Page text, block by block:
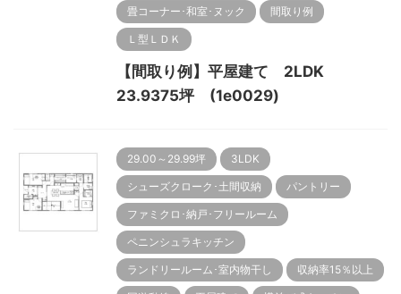
畳コーナー･和室･ヌック 間取り例
Ｌ型ＬＤＫ
【間取り例】平屋建て 2LDK
23.9375坪 (1e0029)
29.00～29.99坪 3LDK
シューズクローク･土間収納 パントリー
ファミクロ･納戸･フリールーム
ペニンシュラキッチン
ランドリールーム･室内物干し 収納率15％以上